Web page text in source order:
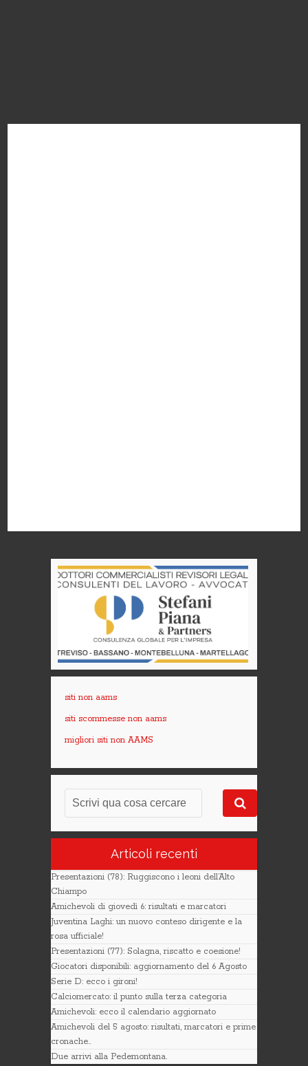
siti non aams
siti scommesse non aams
migliori siti non AAMS
Articoli recenti
Presentazioni (78): Ruggiscono i leoni dell’Alto
Chiampo
Amichevoli di giovedì 6: risultati e marcatori
Juventina Laghi: un nuovo conteso dirigente e la
rosa ufficiale!
Presentazioni (77): Solagna, riscatto e coesione!
Giocatori disponibili: aggiornamento del 6 Agosto
Serie D: ecco i gironi!
Calciomercato: il punto sulla terza categoria
Amichevoli: ecco il calendario aggiornato
Amichevoli del 5 agosto: risultati, marcatori e prime
cronache..
Due arrivi alla Pedemontana.